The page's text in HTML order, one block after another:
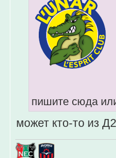
пишите сюда
может кто-то из